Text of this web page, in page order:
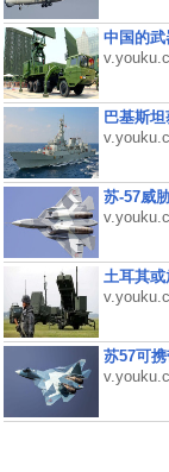
中国的
巴基斯
苏-57威
土耳其或
苏57可